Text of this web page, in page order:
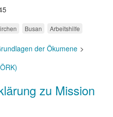
Busan Arbeitshilfe
der Ökumene
zu Mission